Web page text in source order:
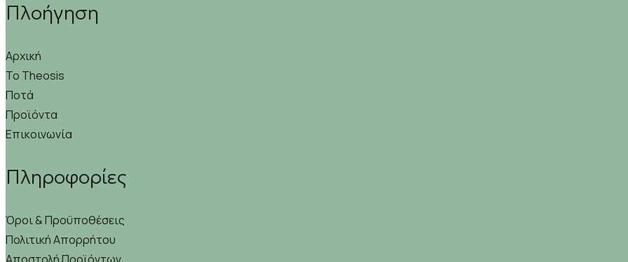
Πλοήγηση
Αρχική
Το Theosis
Ποτά
Προϊόντα
Επικοινωνία
Πληροφορίες
Όροι & Προϋποθέσεις
Πολιτική Απορρήτου